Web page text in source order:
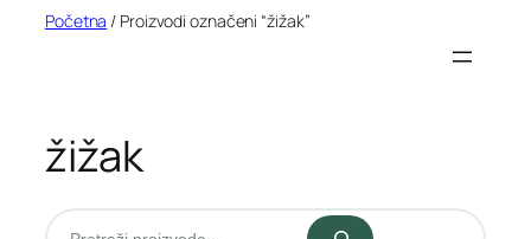
Početna / Proizvodi označeni “žižak”
žižak
Pretraži